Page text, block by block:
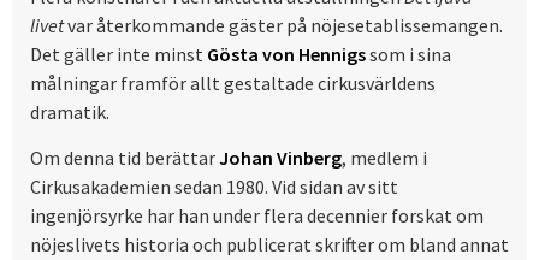
livetvar återkommande gäster på nöjesetablissemangen.
Det gäller inte minst Gösta von Hennigssom i sina
målningar framför allt gestaltade cirkusvärldens
dramatik.
Om denna tid berättarJohan Vinberg, medlem i
Cirkusakademien sedan 1980. Vid sidan av sitt
ingenjörsyrke har han under flera decennier forskat om
nöjeslivets historia och publicerat skrifter om bland annat